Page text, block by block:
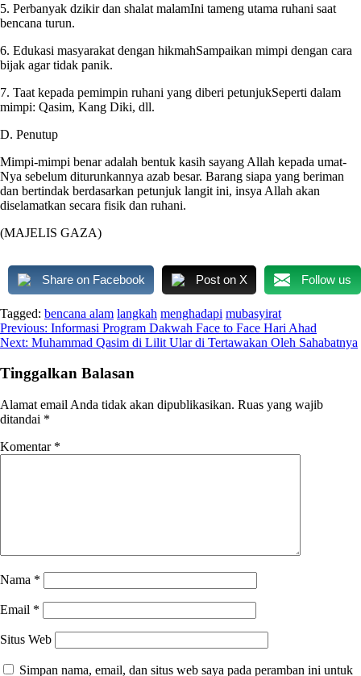
5. Perbanyak dzikir dan shalat malamIni tameng utama ruhani saat
bencana turun.
6. Edukasi masyarakat dengan hikmahSampaikan mimpi dengan cara
bijak agar tidak panik.
7. Taat kepada pemimpin ruhani yang diberi petunjukSeperti dalam
mimpi: Qasim, Kang Diki, dll.
D. Penutup
Mimpi-mimpi benar adalah bentuk kasih sayang Allah kepada umat-
Nya sebelum diturunkannya azab besar. Barang siapa yang beriman
dan bertindak berdasarkan petunjuk langit ini, insya Allah akan
diselamatkan secara fisik dan ruhani.
(MAJELIS GAZA)
Share on Facebook Post on X Follow us
Tagged: bencana alam langkah menghadapi mubasyirat
Navigasi
pos
Previous: Informasi Program Dakwah Face to Face Hari Ahad
Next: Muhammad Qasim di Lilit Ular di Tertawakan Oleh Sahabatnya
Tinggalkan Balasan
Alamat email Anda tidak akan dipublikasikan. Ruas yang wajib
ditandai *
Komentar *
Nama *
Email *
Situs Web
Simpan nama, email, dan situs web saya pada peramban ini untuk